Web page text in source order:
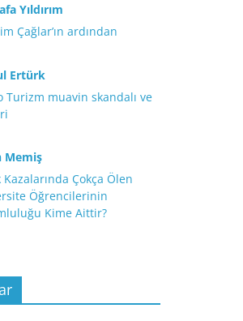
Yıldırım
Çağlar’ın ardından
Ertürk
Turizm muavin skandalı ve
Memiş
Çokça Ölen
Öğrencilerinin
Kime Aittir?